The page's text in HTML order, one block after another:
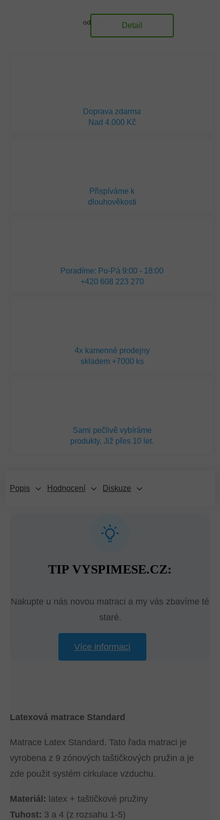
od Detail
Doprava zdarma
Nad 4.000 Kč
Přispíváme k
dlouhověkosti
Poradíme: Po-Pá 9:00 - 18:00
+420 608 223 270
4x kamenné prodejny
skladem +7000 ks
Sami pečlivě vybíráme
produkty. Již přes 10 let.
Popis Hodnocení Diskuze
TIP VYSPIMESE.CZ:
Nakupte u nás novou matraci a my vás zbavíme té
staré.
Více informací
Latexová matrace Standard
Matrace Latex Standard. Tato řada matraci je
vyrobena z 9 zónových taštičkových pružin a je
zde použit systém cirkulace vzduchu.
Materiál: latex + taštičkové pružiny
Tuhost: 3 a 4 (z rozsahu 1-5)